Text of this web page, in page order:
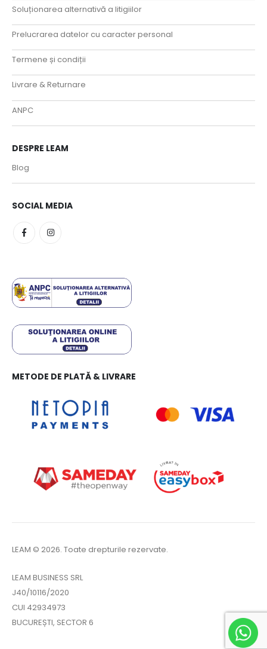
Soluționarea alternativă a litigiilor
Prelucrarea datelor cu caracter personal
Termene și condiții
Livrare & Returnare
ANPC
DESPRE LEAM
Blog
SOCIAL MEDIA
METODE DE PLATĂ & LIVRARE
LEAM © 2026. Toate drepturile rezervate.
LEAM BUSINESS SRL
J40/10116/2020
CUI 42934973
BUCUREȘTI, SECTOR 6